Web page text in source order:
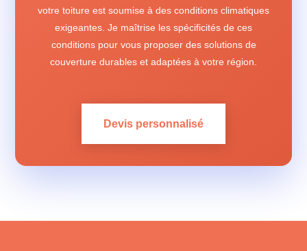
votre toiture est soumise à des conditions climatiques
exigeantes. Je maîtrise les spécificités de ces
conditions pour vous proposer des solutions de
couverture durables et adaptées à votre région.
Devis personnalisé